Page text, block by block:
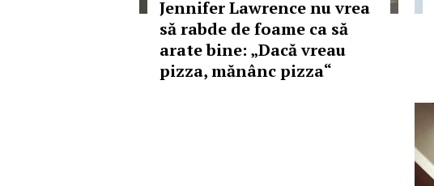
Jennifer Lawrence nu vrea
să rabde de foame ca să
arate bine: „Dacă vreau
pizza, mănânc pizza“